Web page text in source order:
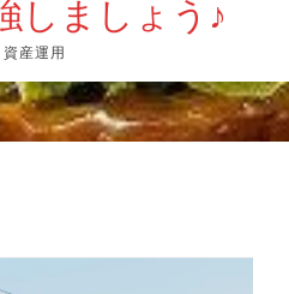
しましょう♪
産運用